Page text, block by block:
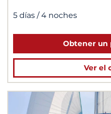
5 días / 4 noches
Obtener un
Ver el